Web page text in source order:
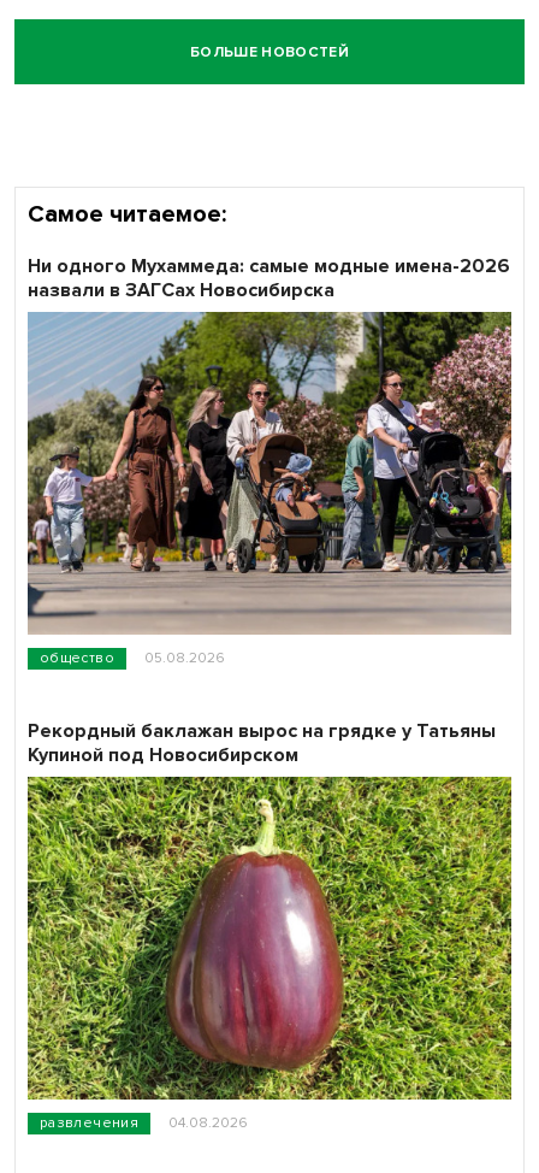
БОЛЬШЕ НОВОСТЕЙ
Самое читаемое:
общество 05.08.2026
Ни одного Мухаммеда: самые модные имена-2026
назвали в ЗАГСах Новосибирска
развлечения 04.08.2026
Рекордный баклажан вырос на грядке у Татьяны
Купиной под Новосибирском